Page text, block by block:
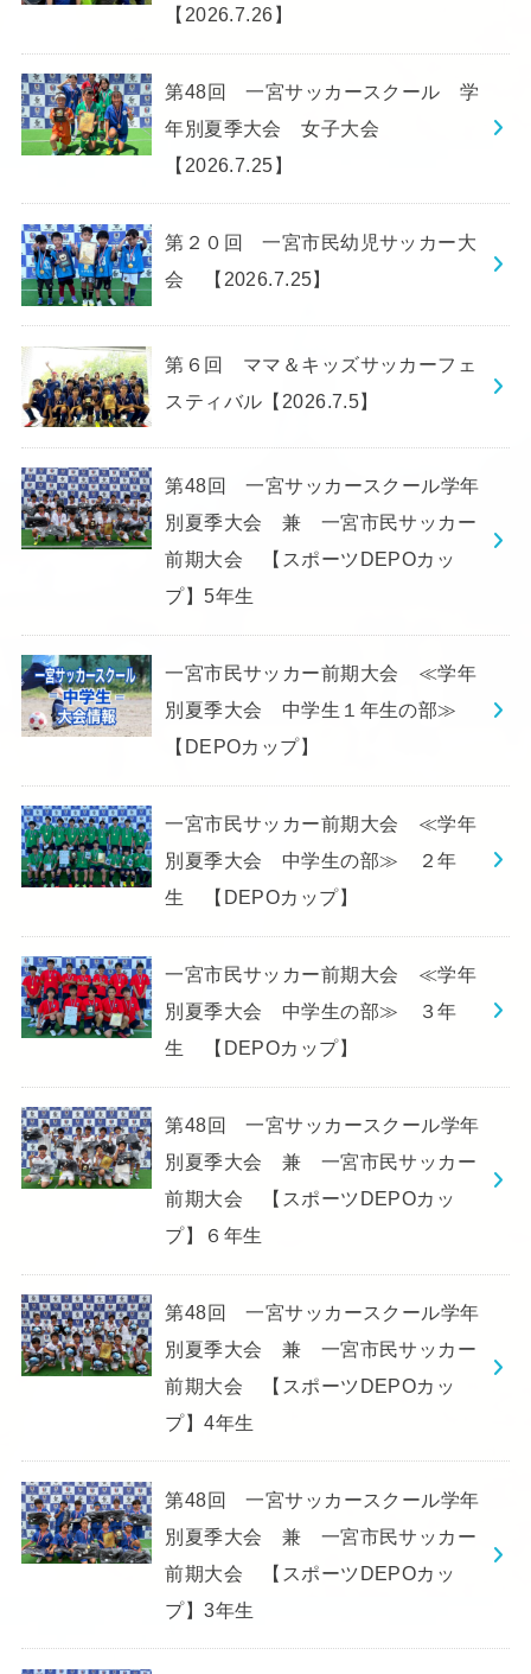
【2026.7.26】
第48回 一宮サッカースクール 学
年別夏季大会 女子大会
【2026.7.25】
第２０回 一宮市民幼児サッカー大
会 【2026.7.25】
第６回 ママ＆キッズサッカーフェ
スティバル【2026.7.5】
第48回 一宮サッカースクール学年
別夏季大会 兼 一宮市民サッカー
前期大会 【スポーツDEPOカッ
プ】5年生
一宮市民サッカー前期大会 ≪学年
別夏季大会 中学生１年生の部≫
【DEPOカップ】
一宮市民サッカー前期大会 ≪学年
別夏季大会 中学生の部≫ ２年
生 【DEPOカップ】
一宮市民サッカー前期大会 ≪学年
別夏季大会 中学生の部≫ ３年
生 【DEPOカップ】
第48回 一宮サッカースクール学年
別夏季大会 兼 一宮市民サッカー
前期大会 【スポーツDEPOカッ
プ】６年生
第48回 一宮サッカースクール学年
別夏季大会 兼 一宮市民サッカー
前期大会 【スポーツDEPOカッ
プ】4年生
第48回 一宮サッカースクール学年
別夏季大会 兼 一宮市民サッカー
前期大会 【スポーツDEPOカッ
プ】3年生